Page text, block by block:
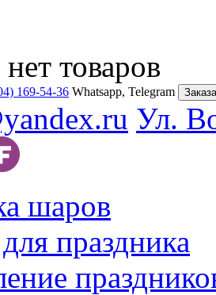
товаров
169-54-36 Whatsapp, Telegram
Ул.
шаров
праздника